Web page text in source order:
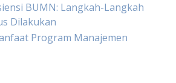
BUMN: Langkah-Langkah
Dilakukan
Program Manajemen